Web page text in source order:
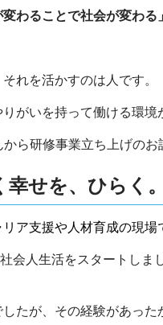
わることで社会が変わる」
れを活かすのは人です。
がいを持って働ける環
ら研修事業立ち上げのお
せを、ひらく。
ア支援や人材育成の現
会人生活をスタートし
たが、その経験があっ